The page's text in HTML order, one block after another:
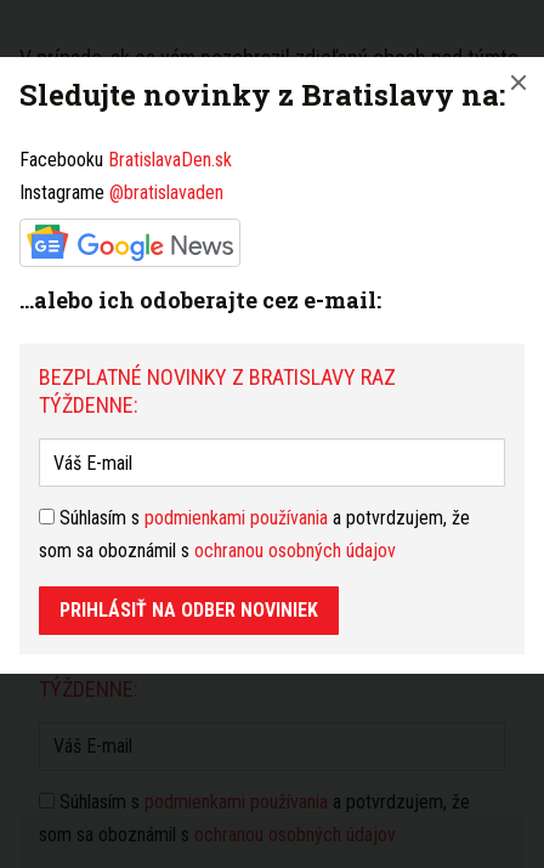
V prípade, ak sa vám nezobrazil zdieľaný obsah nad týmto
textomkliknite sem
Sledujte novinky z Bratislavy na
alebo ichodoberajte cez e-mail
ZDIEĽAŤ
SLEDUJTE NÁS NA
VIAC K TÉME bezpečnosť centrum
električka
Bratislava
mestská hromadná doprava
modernizácia
modernizácia dopravy
Polícia Slovenskej republiky
TÝŽDENNE:
Súhlasím s podmienkami používania a potvrdzujem, že
som sa oboznámil s ochranou osobných údajov
Sledujte novinky z Bratislavy na:
Facebooku BratislavaDen.sk
Instagrame @bratislavaden
...alebo ich odoberajte cez e-mail:
BEZPLATNÉ NOVINKY Z BRATISLAVY RAZ
TÝŽDENNE:
Súhlasím s podmienkami používania a potvrdzujem, že
som sa oboznámil s ochranou osobných údajov
PRIHLÁSIŤ NA ODBER NOVINIEK